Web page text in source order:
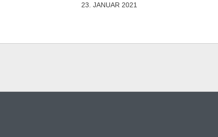
23. JANUAR 2021